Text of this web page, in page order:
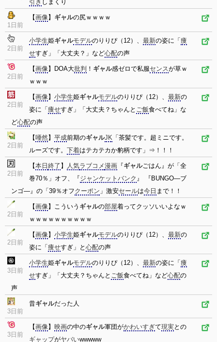
引き しまくり
1日前
【画像】 ギャルの尻ｗｗｗｗ
2日前
小学生姫ギャルモデルのりりぴ（12）、 最新の姿に「 痩
せすぎ」「大丈夫？」など心配の声
2日前
【画像】DOA大批判 ！ ギャル感ゼロで私服センスが草ｗ
ｗｗｗ
2日前
【画像】 小学生姫ギャルモデルのりりぴ（12）、 最新の
姿に「 痩せすぎ」「大丈夫？ちゃんと ご飯食べてね」な
ど心配の声
2日前
【唖然】 平成前期のギャルJK 「茶髪です。超ミニです。
ルーズです。 下着はテカテカか豹柄です」⇒！！！
2日前
【本日 終了 】 人気ラブコメ漫画 『ギャルごはん』が「全
巻70％」オフ、『ジャンケットバンク 』 『BUNGO―ブ
ンゴ―』の「39％オフクーポン 」激安セールは今日 まで！！
2日前
【画像】こういう ギャルの部屋着ってクッソいいよなｗ
ｗｗｗｗｗｗｗｗｗｗ
2日前
【画像】 小学生姫ギャルモデルのりりぴ（12）、 最新の
姿に「 痩せすぎ」と 心配の声
3日前
小学生姫ギャルモデルのりりぴ（12）、 最新の姿に「 痩
せすぎ」「大丈夫？ちゃんと ご飯食べてね」など心配の
声
3日前
昔ギャルだった人
3日前
【画像】 映画の中のギャル軍団がかわいすぎて現実との
ギャップがヤバいwwwww